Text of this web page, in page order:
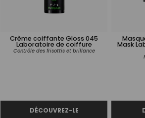
Crème coiffante Gloss 045
Laboratoire de coiffure
Contrôle des frisottis et brillance
Mask